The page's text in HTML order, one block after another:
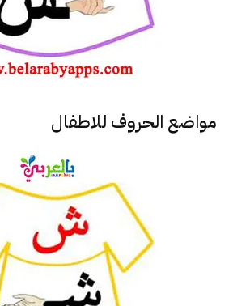
مواضع الحروف للاطفال